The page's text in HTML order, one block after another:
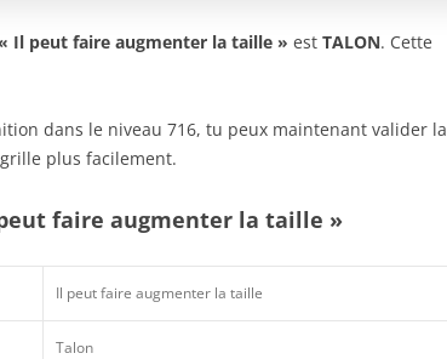
Il peut faire augmenter la taille » est TALON. Cette
dans le niveau 716, tu peux maintenant valider la
plus facilement.
faire augmenter la taille »
Il peut faire augmenter la taille
Talon